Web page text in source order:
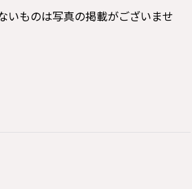
いものは写真の掲載がございませ